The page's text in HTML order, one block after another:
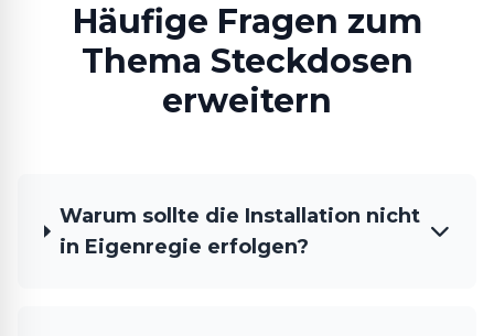
Häufige Fragen zum
Thema Steckdosen
erweitern
Warum sollte die Installation nicht
in Eigenregie erfolgen?